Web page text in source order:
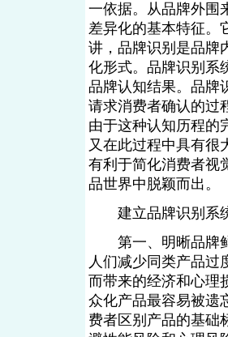
一依据。从品牌外围
差异化的基本特征。
讲，品牌识别是品牌
化形式。品牌识别系
品牌认知结果。品牌
请求消费者确认的过
由于这种认知历程的
又在此过程中具有很
有利于简化消费者视
品世界中脱颖而出。
建立品牌识别系
第一、明晰品牌鲜
人们减少同类产品过
而带来的经济和心理
众化产品最容易被遗
费者区别产品的基础